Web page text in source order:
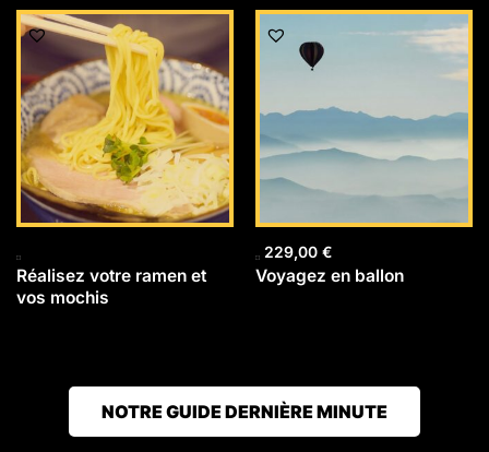
Réalisez votre ramen et
vos mochis
229,00 €
Voyagez en ballon
NOTRE GUIDE DERNIÈRE MINUTE